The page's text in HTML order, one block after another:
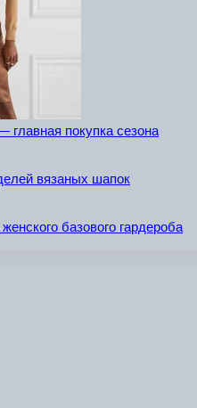
покупка сезона
вязаных шапок
базового гардероба